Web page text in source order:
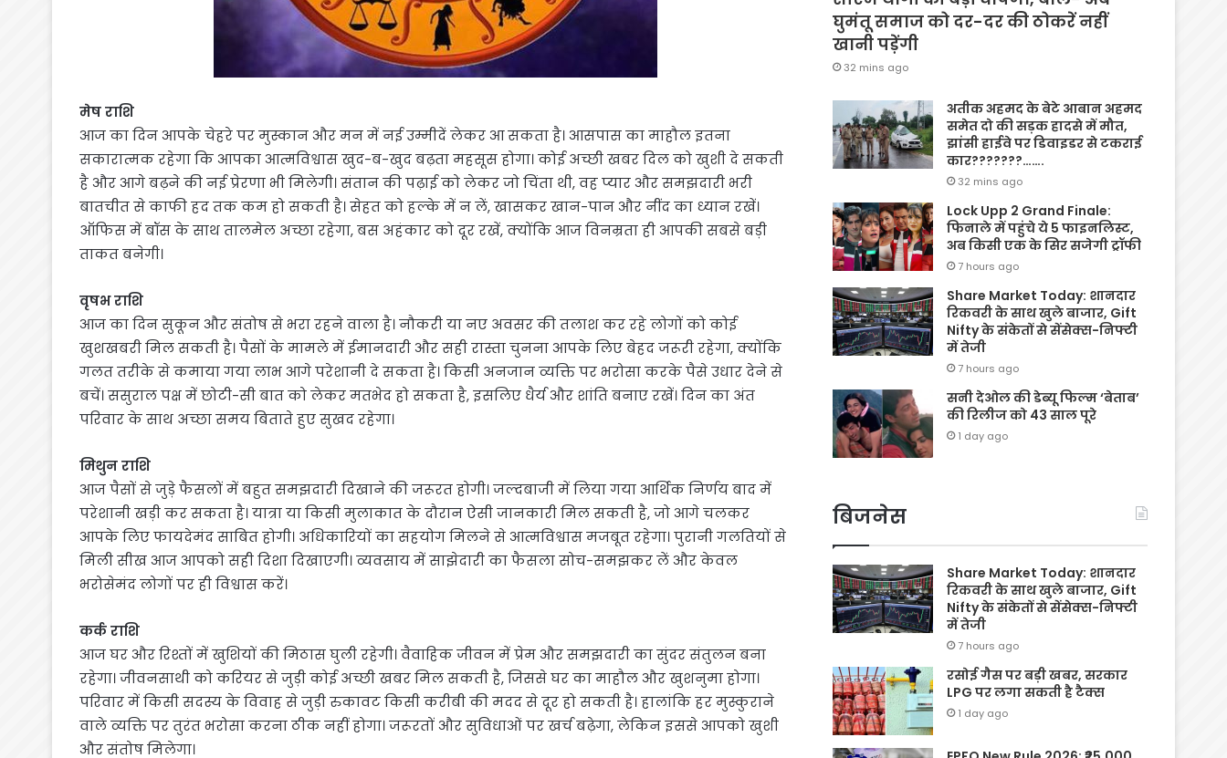
मेष राशि
आज का दिन आपके चेहरे पर मुस्कान और मन में नई उम्मीदें लेकर आ सकता है। आसपास का माहौल इतना
सकारात्मक रहेगा कि आपका आत्मविश्वास खुद-ब-खुद बढ़ता महसूस होगा। कोई अच्छी खबर दिल को खुशी दे सकती
है और आगे बढ़ने की नई प्रेरणा भी मिलेगी। संतान की पढ़ाई को लेकर जो चिंता थी, वह प्यार और समझदारी भरी
बातचीत से काफी हद तक कम हो सकती है। सेहत को हल्के में न लें, खासकर खान-पान और नींद का ध्यान रखें।
ऑफिस में बॉस के साथ तालमेल अच्छा रहेगा, बस अहंकार को दूर रखें, क्योंकि आज विनम्रता ही आपकी सबसे बड़ी
ताकत बनेगी।
वृषभ राशि
आज का दिन सुकून और संतोष से भरा रहने वाला है। नौकरी या नए अवसर की तलाश कर रहे लोगों को कोई
खुशखबरी मिल सकती है। पैसों के मामले में ईमानदारी और सही रास्ता चुनना आपके लिए बेहद जरूरी रहेगा, क्योंकि
गलत तरीके से कमाया गया लाभ आगे परेशानी दे सकता है। किसी अनजान व्यक्ति पर भरोसा करके पैसे उधार देने से
बचें। ससुराल पक्ष में छोटी-सी बात को लेकर मतभेद हो सकता है, इसलिए धैर्य और शांति बनाए रखें। दिन का अंत
परिवार के साथ अच्छा समय बिताते हुए सुखद रहेगा।
मिथुन राशि
आज पैसों से जुड़े फैसलों में बहुत समझदारी दिखाने की जरूरत होगी। जल्दबाजी में लिया गया आर्थिक निर्णय बाद में
परेशानी खड़ी कर सकता है। यात्रा या किसी मुलाकात के दौरान ऐसी जानकारी मिल सकती है, जो आगे चलकर
आपके लिए फायदेमंद साबित होगी। अधिकारियों का सहयोग मिलने से आत्मविश्वास मजबूत रहेगा। पुरानी गलतियों से
मिली सीख आज आपको सही दिशा दिखाएगी। व्यवसाय में साझेदारी का फैसला सोच-समझकर लें और केवल
भरोसेमंद लोगों पर ही विश्वास करें।
कर्क राशि
आज घर और रिश्तों में खुशियों की मिठास घुली रहेगी। वैवाहिक जीवन में प्रेम और समझदारी का सुंदर संतुलन बना
रहेगा। जीवनसाथी को करियर से जुड़ी कोई अच्छी खबर मिल सकती है, जिससे घर का माहौल और खुशनुमा होगा।
परिवार में किसी सदस्य के विवाह से जुड़ी रुकावट किसी करीबी की मदद से दूर हो सकती है। हालांकि हर मुस्कुराने
वाले व्यक्ति पर तुरंत भरोसा करना ठीक नहीं होगा। जरूरतों और सुविधाओं पर खर्च बढ़ेगा, लेकिन इससे आपको खुशी
और संतोष मिलेगा।
घुमंतू समाज को दर-दर की ठोकरें नहीं
खानी पड़ेंगी
32 mins ago
अतीक अहमद के बेटे आबान अहमद
समेत दो की सड़क हादसे में मौत,
झांसी हाईवे पर डिवाइडर से टकराई
कार???????…….
32 mins ago
Lock Upp 2 Grand Finale:
फिनाले में पहुंचे ये 5 फाइनलिस्ट,
अब किसी एक के सिर सजेगी ट्रॉफी
7 hours ago
Share Market Today: शानदार
रिकवरी के साथ खुले बाजार, Gift
Nifty के संकेतों से सेंसेक्स-निफ्टी
में तेजी
7 hours ago
सनी देओल की डेब्यू फिल्म ‘बेताब’
की रिलीज को 43 साल पूरे
1 day ago
बिजनेस
Share Market Today: शानदार
रिकवरी के साथ खुले बाजार, Gift
Nifty के संकेतों से सेंसेक्स-निफ्टी
में तेजी
7 hours ago
रसोई गैस पर बड़ी खबर, सरकार
LPG पर लगा सकती है टैक्स
1 day ago